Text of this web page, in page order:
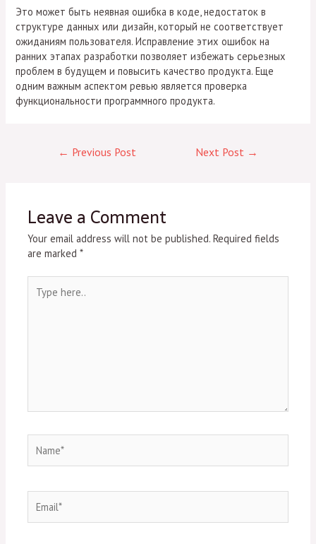
Это может быть неявная ошибка в коде, недостаток в
структуре данных или дизайн, который не соответствует
ожиданиям пользователя. Исправление этих ошибок на
ранних этапах разработки позволяет избежать серьезных
проблем в будущем и повысить качество продукта. Еще
одним важным аспектом ревью является проверка
функциональности программного продукта.
← Previous Post Next Post →
Leave a Comment
Your email address will not be published. Required fields
are marked*
here..